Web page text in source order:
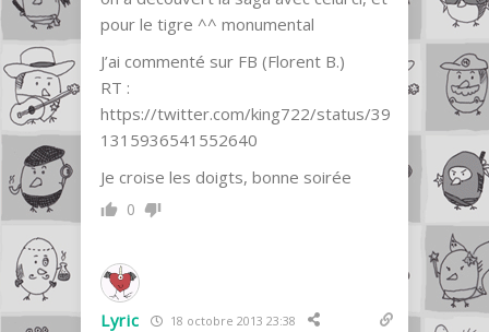
pour le tigre ^^ monumental
J’ai commenté sur FB (Florent B.)
RT :
https://twitter.com/king722/status/39
1315936541552640
Je croise les doigts, bonne soirée
0
Lyric 18 octobre 2013 23:38